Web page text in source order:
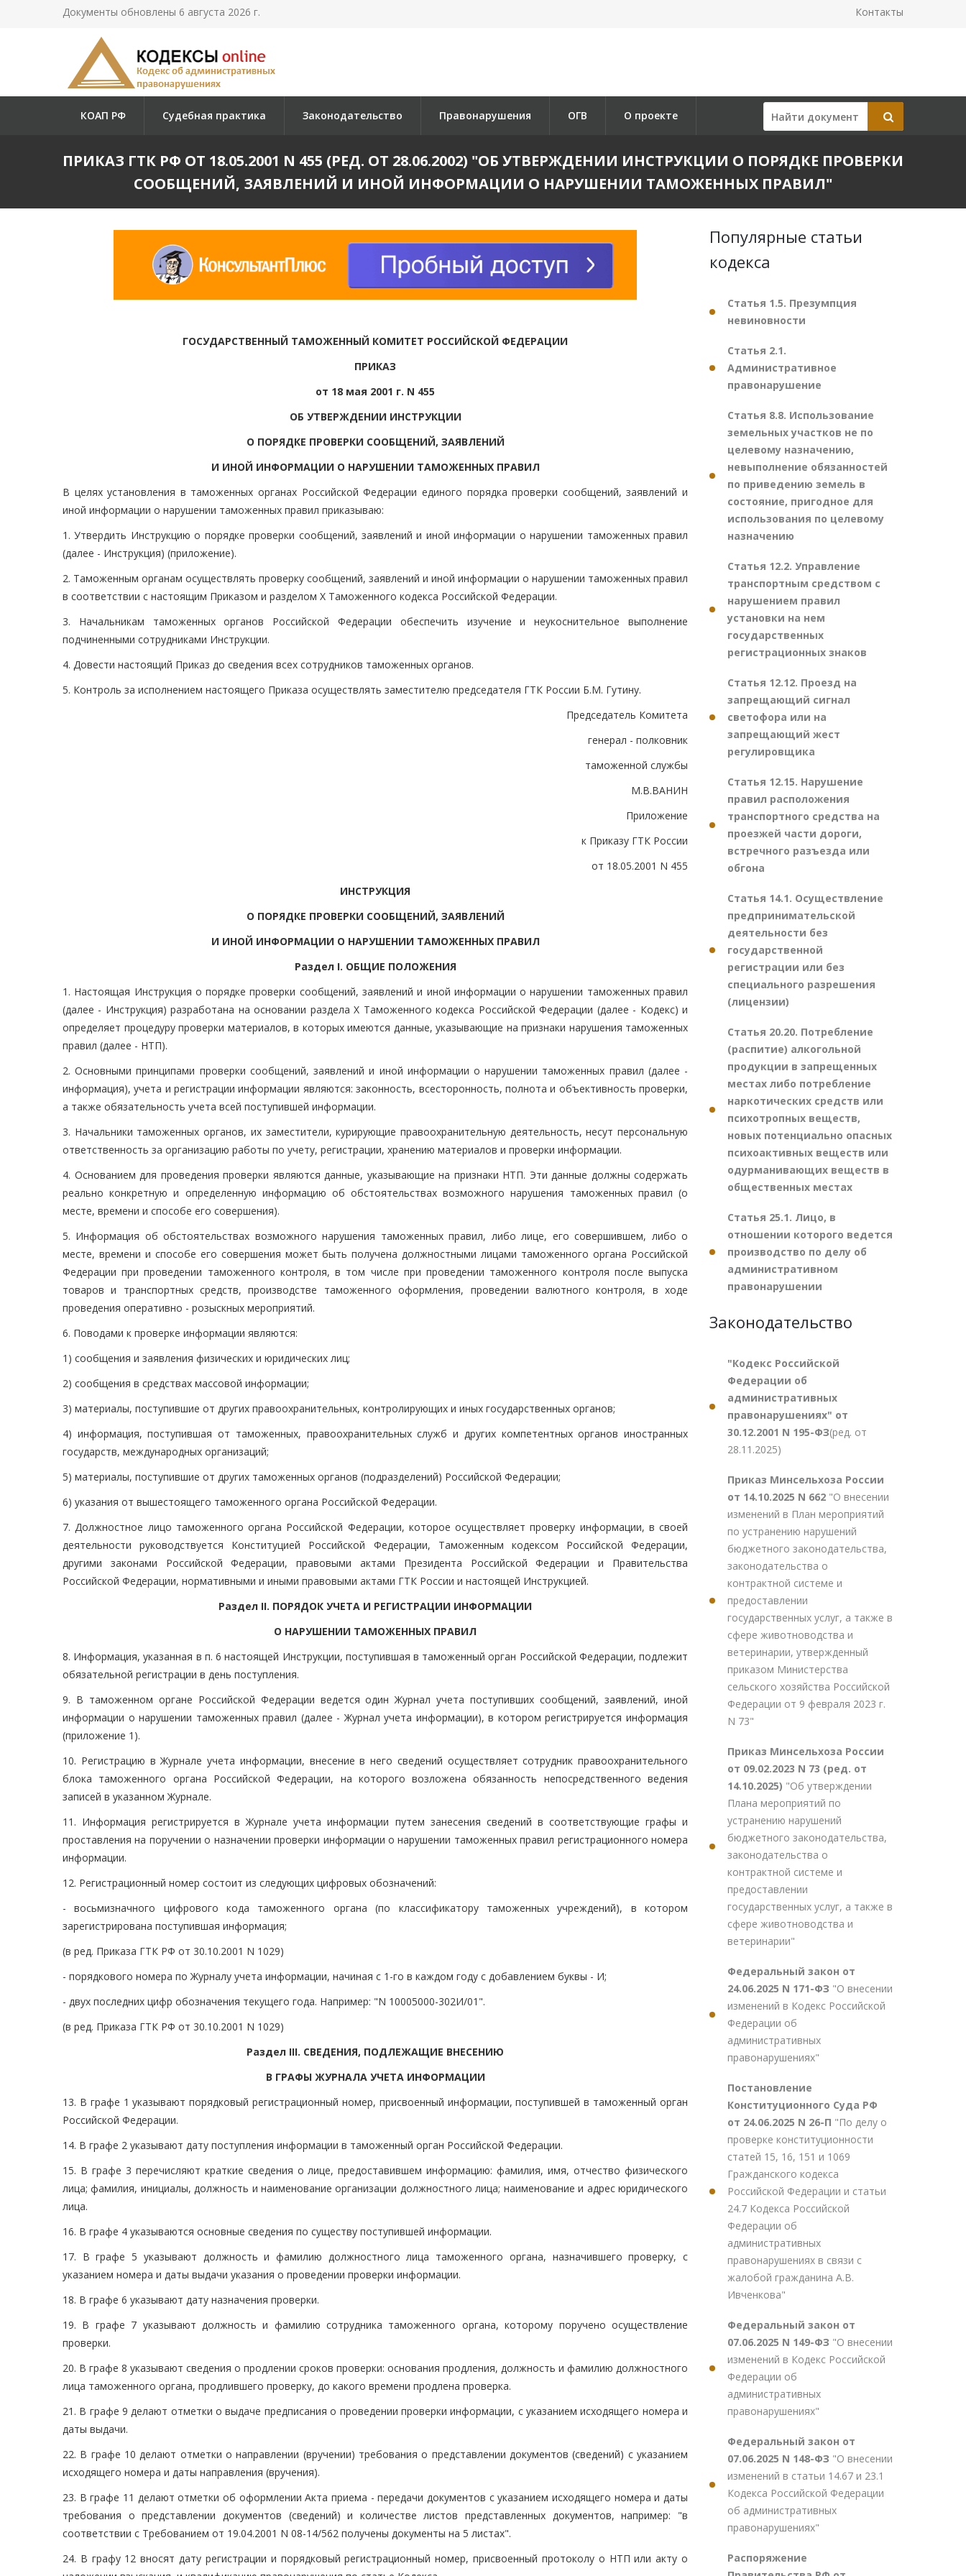
Документы обновлены 6 августа 2026 г. Контакты
КОАП РФ Судебная практика Законодательство Правонарушения ОГВ О проекте
ПРИКАЗ ГТК РФ ОТ 18.05.2001 N 455 (РЕД. ОТ 28.06.2002) "ОБ УТВЕРЖДЕНИИ ИНСТРУКЦИИ О ПОРЯДКЕ ПРОВЕРКИ
СООБЩЕНИЙ, ЗАЯВЛЕНИЙ И ИНОЙ ИНФОРМАЦИИ О НАРУШЕНИИ ТАМОЖЕННЫХ ПРАВИЛ"
ГОСУДАРСТВЕННЫЙ ТАМОЖЕННЫЙ КОМИТЕТ РОССИЙСКОЙ ФЕДЕРАЦИИ
ПРИКАЗ
от 18 мая 2001 г. N 455
ОБ УТВЕРЖДЕНИИ ИНСТРУКЦИИ
О ПОРЯДКЕ ПРОВЕРКИ СООБЩЕНИЙ, ЗАЯВЛЕНИЙ
И ИНОЙ ИНФОРМАЦИИ О НАРУШЕНИИ ТАМОЖЕННЫХ ПРАВИЛ
В целях установления в таможенных органах Российской Федерации единого порядка проверки сообщений, заявлений и
иной информации о нарушении таможенных правил приказываю:
1. Утвердить Инструкцию о порядке проверки сообщений, заявлений и иной информации о нарушении таможенных правил
(далее - Инструкция) (приложение).
2. Таможенным органам осуществлять проверку сообщений, заявлений и иной информации о нарушении таможенных правил
в соответствии с настоящим Приказом и разделом Х Таможенного кодекса Российской Федерации.
3. Начальникам таможенных органов Российской Федерации обеспечить изучение и неукоснительное выполнение
подчиненными сотрудниками Инструкции.
4. Довести настоящий Приказ до сведения всех сотрудников таможенных органов.
5. Контроль за исполнением настоящего Приказа осуществлять заместителю председателя ГТК России Б.М. Гутину.
Председатель Комитета
генерал - полковник
таможенной службы
М.В.ВАНИН
Приложение
к Приказу ГТК России
от 18.05.2001 N 455
ИНСТРУКЦИЯ
О ПОРЯДКЕ ПРОВЕРКИ СООБЩЕНИЙ, ЗАЯВЛЕНИЙ
И ИНОЙ ИНФОРМАЦИИ О НАРУШЕНИИ ТАМОЖЕННЫХ ПРАВИЛ
Раздел I. ОБЩИЕ ПОЛОЖЕНИЯ
1. Настоящая Инструкция о порядке проверки сообщений, заявлений и иной информации о нарушении таможенных правил
(далее - Инструкция) разработана на основании раздела Х Таможенного кодекса Российской Федерации (далее - Кодекс) и
определяет процедуру проверки материалов, в которых имеются данные, указывающие на признаки нарушения таможенных
правил (далее - НТП).
2. Основными принципами проверки сообщений, заявлений и иной информации о нарушении таможенных правил (далее -
информация), учета и регистрации информации являются: законность, всесторонность, полнота и объективность проверки,
а также обязательность учета всей поступившей информации.
3. Начальники таможенных органов, их заместители, курирующие правоохранительную деятельность, несут персональную
ответственность за организацию работы по учету, регистрации, хранению материалов и проверки информации.
4. Основанием для проведения проверки являются данные, указывающие на признаки НТП. Эти данные должны содержать
реально конкретную и определенную информацию об обстоятельствах возможного нарушения таможенных правил (о
месте, времени и способе его совершения).
5. Информация об обстоятельствах возможного нарушения таможенных правил, либо лице, его совершившем, либо о
месте, времени и способе его совершения может быть получена должностными лицами таможенного органа Российской
Федерации при проведении таможенного контроля, в том числе при проведении таможенного контроля после выпуска
товаров и транспортных средств, производстве таможенного оформления, проведении валютного контроля, в ходе
проведения оперативно - розыскных мероприятий.
6. Поводами к проверке информации являются:
1) сообщения и заявления физических и юридических лиц;
2) сообщения в средствах массовой информации;
3) материалы, поступившие от других правоохранительных, контролирующих и иных государственных органов;
4) информация, поступившая от таможенных, правоохранительных служб и других компетентных органов иностранных
государств, международных организаций;
5) материалы, поступившие от других таможенных органов (подразделений) Российской Федерации;
6) указания от вышестоящего таможенного органа Российской Федерации.
7. Должностное лицо таможенного органа Российской Федерации, которое осуществляет проверку информации, в своей
деятельности руководствуется Конституцией Российской Федерации, Таможенным кодексом Российской Федерации,
другими законами Российской Федерации, правовыми актами Президента Российской Федерации и Правительства
Российской Федерации, нормативными и иными правовыми актами ГТК России и настоящей Инструкцией.
Раздел II. ПОРЯДОК УЧЕТА И РЕГИСТРАЦИИ ИНФОРМАЦИИ
О НАРУШЕНИИ ТАМОЖЕННЫХ ПРАВИЛ
8. Информация, указанная в п. 6 настоящей Инструкции, поступившая в таможенный орган Российской Федерации, подлежит
обязательной регистрации в день поступления.
9. В таможенном органе Российской Федерации ведется один Журнал учета поступивших сообщений, заявлений, иной
информации о нарушении таможенных правил (далее - Журнал учета информации), в котором регистрируется информация
(приложение 1).
10. Регистрацию в Журнале учета информации, внесение в него сведений осуществляет сотрудник правоохранительного
блока таможенного органа Российской Федерации, на которого возложена обязанность непосредственного ведения
записей в указанном Журнале.
11. Информация регистрируется в Журнале учета информации путем занесения сведений в соответствующие графы и
проставления на поручении о назначении проверки информации о нарушении таможенных правил регистрационного номера
информации.
12. Регистрационный номер состоит из следующих цифровых обозначений:
- восьмизначного цифрового кода таможенного органа (по классификатору таможенных учреждений), в котором
зарегистрирована поступившая информация;
(в ред. Приказа ГТК РФ от 30.10.2001 N 1029)
- порядкового номера по Журналу учета информации, начиная с 1-го в каждом году с добавлением буквы - И;
- двух последних цифр обозначения текущего года. Например: "N 10005000-302И/01".
(в ред. Приказа ГТК РФ от 30.10.2001 N 1029)
Раздел III. СВЕДЕНИЯ, ПОДЛЕЖАЩИЕ ВНЕСЕНИЮ
В ГРАФЫ ЖУРНАЛА УЧЕТА ИНФОРМАЦИИ
13. В графе 1 указывают порядковый регистрационный номер, присвоенный информации, поступившей в таможенный орган
Российской Федерации.
14. В графе 2 указывают дату поступления информации в таможенный орган Российской Федерации.
15. В графе 3 перечисляют краткие сведения о лице, предоставившем информацию: фамилия, имя, отчество физического
лица; фамилия, инициалы, должность и наименование организации должностного лица; наименование и адрес юридического
лица.
16. В графе 4 указываются основные сведения по существу поступившей информации.
17. В графе 5 указывают должность и фамилию должностного лица таможенного органа, назначившего проверку, с
указанием номера и даты выдачи указания о проведении проверки информации.
18. В графе 6 указывают дату назначения проверки.
19. В графе 7 указывают должность и фамилию сотрудника таможенного органа, которому поручено осуществление
проверки.
20. В графе 8 указывают сведения о продлении сроков проверки: основания продления, должность и фамилию должностного
лица таможенного органа, продлившего проверку, до какого времени продлена проверка.
21. В графе 9 делают отметки о выдаче предписания о проведении проверки информации, с указанием исходящего номера и
даты выдачи.
22. В графе 10 делают отметки о направлении (вручении) требования о представлении документов (сведений) с указанием
исходящего номера и даты направления (вручения).
23. В графе 11 делают отметки об оформлении Акта приема - передачи документов с указанием исходящего номера и даты
требования о представлении документов (сведений) и количестве листов представленных документов, например: "в
соответствии с Требованием от 19.04.2001 N 08-14/562 получены документы на 5 листах".
24. В графу 12 вносят дату регистрации и порядковый регистрационный номер, присвоенный протоколу о НТП или акту о
Популярные статьи
кодекса
Статья 1.5. Презумпция
невиновности
Статья 2.1.
Административное
правонарушение
Статья 8.8. Использование
земельных участков не по
целевому назначению,
невыполнение обязанностей
по приведению земель в
состояние, пригодное для
использования по целевому
назначению
Статья 12.2. Управление
транспортным средством с
нарушением правил
установки на нем
государственных
регистрационных знаков
Статья 12.12. Проезд на
запрещающий сигнал
светофора или на
запрещающий жест
регулировщика
Статья 12.15. Нарушение
правил расположения
транспортного средства на
проезжей части дороги,
встречного разъезда или
обгона
Статья 14.1. Осуществление
предпринимательской
деятельности без
государственной
регистрации или без
специального разрешения
(лицензии)
Статья 20.20. Потребление
(распитие) алкогольной
продукции в запрещенных
местах либо потребление
наркотических средств или
психотропных веществ,
новых потенциально опасных
психоактивных веществ или
одурманивающих веществ в
общественных местах
Статья 25.1. Лицо, в
отношении которого ведется
производство по делу об
административном
правонарушении
Законодательство
"Кодекс Российской
Федерации об
административных
правонарушениях" от
30.12.2001 N 195-ФЗ(ред. от
28.11.2025)
Приказ Минсельхоза России
от 14.10.2025 N 662 "О внесении
изменений в План мероприятий
по устранению нарушений
бюджетного законодательства,
законодательства о
контрактной системе и
предоставлении
государственных услуг, а также в
сфере животноводства и
ветеринарии, утвержденный
приказом Министерства
сельского хозяйства Российской
Федерации от 9 февраля 2023 г.
N 73"
Приказ Минсельхоза России
от 09.02.2023 N 73 (ред. от
14.10.2025) "Об утверждении
Плана мероприятий по
устранению нарушений
бюджетного законодательства,
законодательства о
контрактной системе и
предоставлении
государственных услуг, а также в
сфере животноводства и
ветеринарии"
Федеральный закон от
24.06.2025 N 171-ФЗ "О внесении
изменений в Кодекс Российской
Федерации об
административных
правонарушениях"
Постановление
Конституционного Суда РФ
от 24.06.2025 N 26-П "По делу о
проверке конституционности
статей 15, 16, 151 и 1069
Гражданского кодекса
Российской Федерации и статьи
24.7 Кодекса Российской
Федерации об
административных
правонарушениях в связи с
жалобой гражданина А.В.
Ивченкова"
Федеральный закон от
07.06.2025 N 149-ФЗ "О внесении
изменений в Кодекс Российской
Федерации об
административных
правонарушениях"
Федеральный закон от
07.06.2025 N 148-ФЗ "О внесении
изменений в статьи 14.67 и 23.1
Кодекса Российской Федерации
об административных
правонарушениях"
Распоряжение